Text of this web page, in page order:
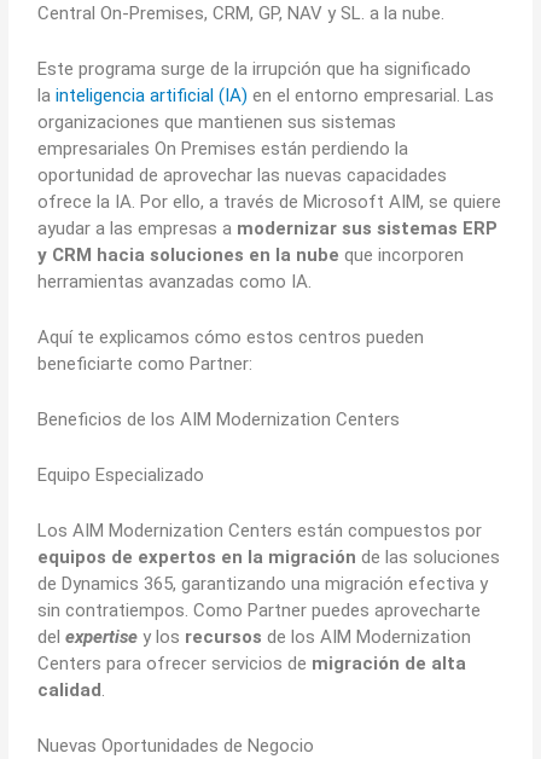
Central On-Premises, CRM, GP, NAV y SL. a la nube.
Este programa surge de la irrupción que ha significado
lainteligencia artificial (IA) en el entorno empresarial. Las
organizaciones que mantienen sus sistemas
empresariales On Premises están perdiendo la
oportunidad de aprovechar las nuevas capacidades
ofrece la IA. Por ello, a través de Microsoft AIM, se quiere
ayudar a las empresas a modernizar sus sistemas ERP
y CRM hacia soluciones en la nube que incorporen
herramientas avanzadas como IA.
Aquí te explicamos cómo estos centros pueden
beneficiarte como Partner:
Beneficios de los AIM Modernization Centers
Equipo Especializado
Los AIM Modernization Centers están compuestos por
equipos de expertos en la migración de las soluciones
de Dynamics 365, garantizando una migración efectiva y
sin contratiempos. Como Partner puedes aprovecharte
delexpertise y los recursosde los AIM Modernization
Centers para ofrecer servicios de migración de alta
calidad .
Nuevas Oportunidades de Negocio